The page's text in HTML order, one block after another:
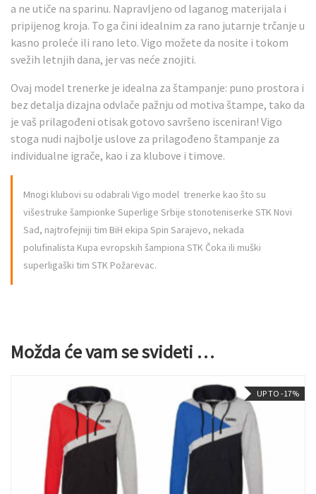
a ne utiče na sparinu. Napravljeno od laganog materijala i
pripijenog kroja. To ga čini idealnim za rano jutarnje trčanje u
kasno proleće ili rano leto. Vigo možete da nosite i tokom
svežih letnjih dana, jer vas neće znojiti.
Ovaj model trenerke je idealna za štampanje: puno prostora i
bez detalja dizajna odvlače pažnju od motiva štampe, tako da
je vaš prilagođeni otisak gotovo savršeno isceniran! Vigo
stoga nudi najbolje uslove za prilagođeno štampanje za
individualne igrače, kao i za klubove i timove.
Mnogi klubovi su odabrali Vigo model trenerke kao što su
višestruke šampionke Superlige Srbije stonoteniserke STK Novi
Sad, najtrofejniji tim BiH ekipa Spin Sarajevo, nekada
polufinalista Kupa evropskih šampiona STK Čoka ili muški
superligaški tim STK Požarevac.
Možda će vam se svideti …
UP TO -17%